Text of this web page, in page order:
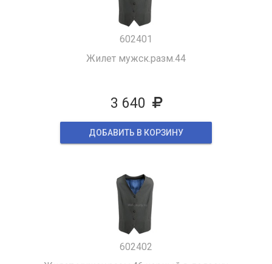
602401
Жилет мужск.разм.44
3 640
ДОБАВИТЬ В КОРЗИНУ
602402